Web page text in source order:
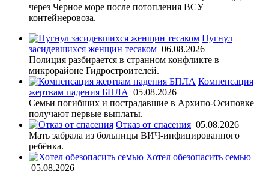
через Черное море после потопления ВСУ
контейнеровоза.
Пугнул
засидевшихся женщин тесаком 06.08.2026
Полиция разбирается в странном конфликте в
микрорайоне Гидростроителей.
Компенсация
жертвам падения БПЛА 05.08.2026
Семьи погибших и пострадавшие в Архипо-Осиповке
получают первые выплаты.
Отказ от спасения 05.08.2026
Мать забрала из больницы ВИЧ-инфицированного
ребёнка.
Хотел обезопасить семью
05.08.2026